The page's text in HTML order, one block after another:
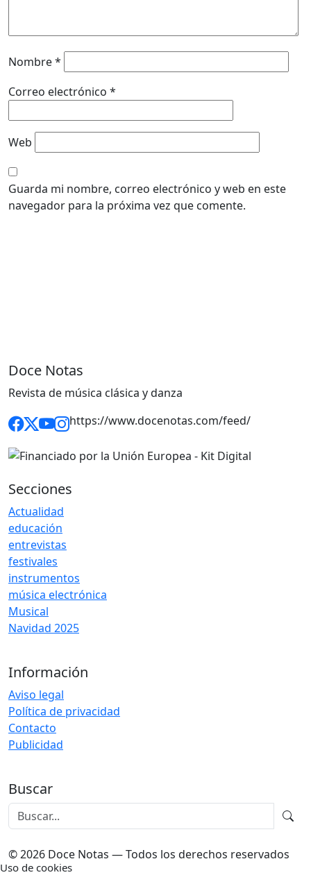
Nombre*
Correo electrónico *
Web
Guarda mi nombre, correo electrónico y web en este
navegador para la próxima vez que comente.
Doce Notas
Revista de música clásica y danza
https://www.docenotas.com/feed/
Secciones
Actualidad
educación
entrevistas
festivales
instrumentos
música electrónica
Musical
Navidad 2025
Información
Aviso legal
Política de privacidad
Contacto
Publicidad
Buscar
© 2026 Doce Notas — Todos los derechos reservados
Uso de cookies